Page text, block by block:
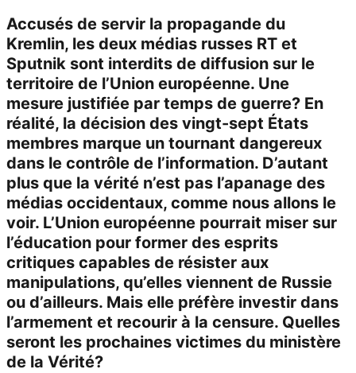
Accusés de servir la propagande du
Kremlin, les deux médias russes RT et
Sputnik sont interdits de diffusion sur le
territoire de l’Union européenne. Une
mesure justifiée par temps de guerre? En
réalité, la décision des vingt-sept États
membres marque un tournant dangereux
dans le contrôle de l’information. D’autant
plus que la vérité n’est pas l’apanage des
médias occidentaux, comme nous allons le
voir. L’Union européenne pourrait miser sur
l’éducation pour former des esprits
critiques capables de résister aux
manipulations, qu’elles viennent de Russie
ou d’ailleurs. Mais elle préfère investir dans
l’armement et recourir à la censure. Quelles
seront les prochaines victimes du ministère
de la Vérité?